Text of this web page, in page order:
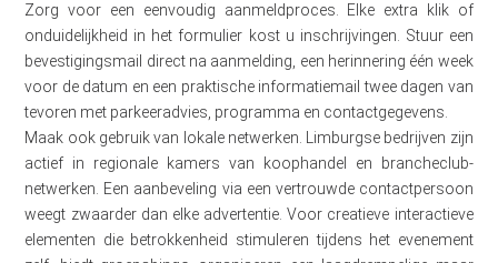
Zorg voor een eenvoudig aanmeldproces. Elke extra klik of
onduidelijkheid in het formulier kost u inschrijvingen. Stuur een
bevestigingsmail direct na aanmelding, een herinnering één week
voor de datum en een praktische informatiemail twee dagen van
tevoren met parkeeradvies, programma en contactgegevens.
Maak ook gebruik van lokale netwerken. Limburgse bedrijven zijn
actief in regionale kamers van koophandel en brancheclub-
netwerken. Een aanbeveling via een vertrouwde contactpersoon
weegt zwaarder dan elke advertentie. Voor creatieve interactieve
elementen die betrokkenheid stimuleren tijdens het evenement